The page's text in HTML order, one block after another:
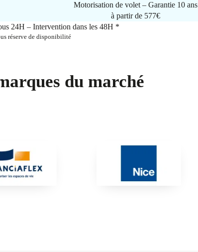
Motorisation de volet – Garantie 10 ans
à partir de 577€
24H – Intervention dans les 48H *
réserve de disponibilité
du marché